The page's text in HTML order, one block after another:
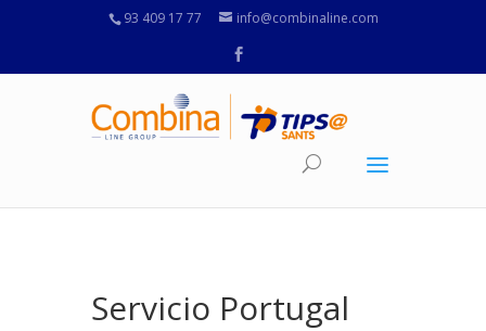
93 409 17 77 info@combinaline.com
Servicio Portugal